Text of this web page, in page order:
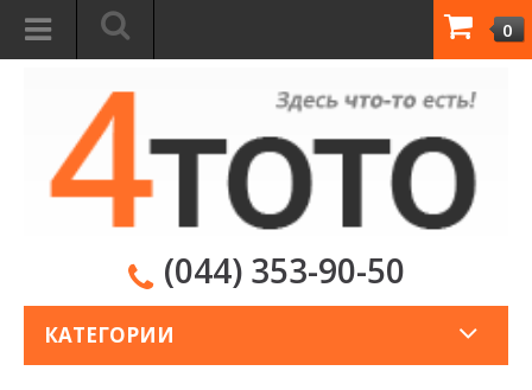
0
(044) 353-90-50
КАТЕГОРИИ